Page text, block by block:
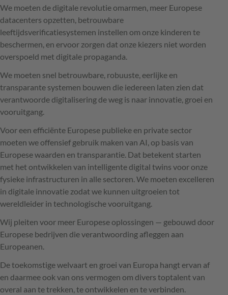
We moeten de digitale revolutie omarmen, meer Europese
datacenters opzetten, betrouwbare
leeftijdsverificatiesystemen instellen om onze kinderen te
beschermen, en ervoor zorgen dat onze kiezers niet worden
overspoeld met digitale propaganda.
We moeten snel betrouwbare, robuuste, eerlijke en
transparante systemen bouwen die iedereen laten zien dat
verantwoorde digitalisering de weg is naar innovatie, groei en
vooruitgang.
Voor een efficiënte Europese publieke en private sector
moeten we offensief gebruik maken van AI, op basis van
Europese waarden en transparantie. Dat betekent starten
met het ontwikkelen van intelligente digital twins voor onze
fysieke infrastructuren in alle sectoren. We moeten excelleren
in digitale innovatie zodat we kunnen uitgroeien tot
wereldleider in technologische vooruitgang.
Wij pleiten voor meer Europese oplossingen — gebouwd door
Europese bedrijven die verantwoording afleggen aan
Europeanen.
De toekomstige welvaart en groei van Europa hangt ervan af
en daarmee ook van ons vermogen om divers toptalent van
overal aan te trekken, te ontwikkelen en te verbinden.